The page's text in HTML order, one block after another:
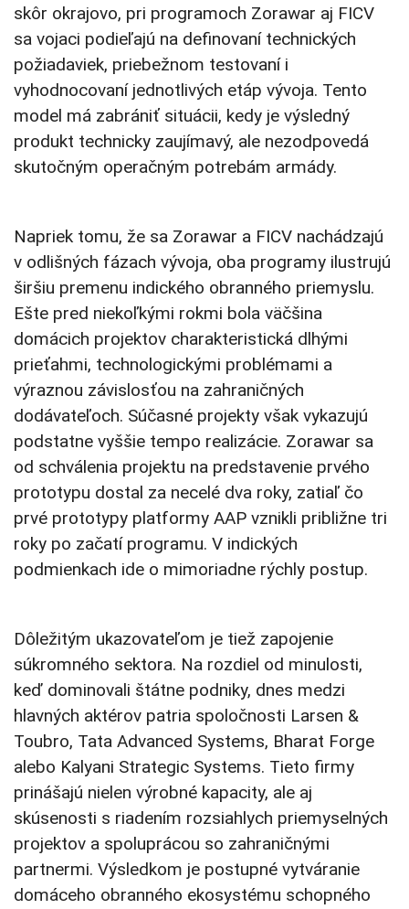
skôr okrajovo, pri programoch Zorawar aj FICV
sa vojaci podieľajú na definovaní technických
požiadaviek, priebežnom testovaní i
vyhodnocovaní jednotlivých etáp vývoja. Tento
model má zabrániť situácii, kedy je výsledný
produkt technicky zaujímavý, ale nezodpovedá
skutočným operačným potrebám armády.
Napriek tomu, že sa Zorawar a FICV nachádzajú
v odlišných fázach vývoja, oba programy ilustrujú
širšiu premenu indického obranného priemyslu.
Ešte pred niekoľkými rokmi bola väčšina
domácich projektov charakteristická dlhými
prieťahmi, technologickými problémami a
výraznou závislosťou na zahraničných
dodávateľoch. Súčasné projekty však vykazujú
podstatne vyššie tempo realizácie. Zorawar sa
od schválenia projektu na predstavenie prvého
prototypu dostal za necelé dva roky, zatiaľ čo
prvé prototypy platformy AAP vznikli približne tri
roky po začatí programu. V indických
podmienkach ide o mimoriadne rýchly postup.
Dôležitým ukazovateľom je tiež zapojenie
súkromného sektora. Na rozdiel od minulosti,
keď dominovali štátne podniky, dnes medzi
hlavných aktérov patria spoločnosti Larsen &
Toubro, Tata Advanced Systems, Bharat Forge
alebo Kalyani Strategic Systems. Tieto firmy
prinášajú nielen výrobné kapacity, ale aj
skúsenosti s riadením rozsiahlych priemyselných
projektov a spoluprácou so zahraničnými
partnermi. Výsledkom je postupné vytváranie
domáceho obranného ekosystému schopného